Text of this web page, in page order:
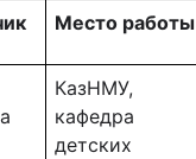
Место работы
КазНМУ,
кафедра
детских